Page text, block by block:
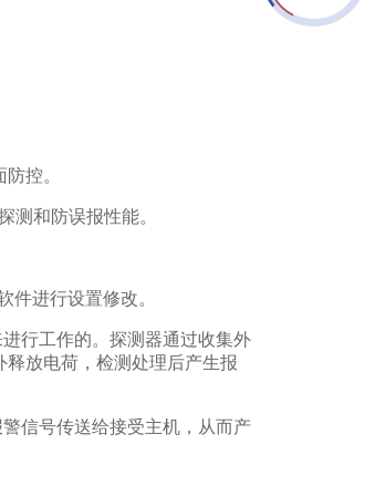
控。
测和防误报性能。
件进行设置修改。
行工作的。探测器通过收集外
放电荷，检测处理后产生报
信号传送给接受主机，从而产